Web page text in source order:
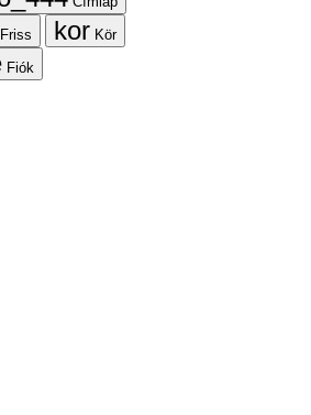
Friss
Kör
Fiók